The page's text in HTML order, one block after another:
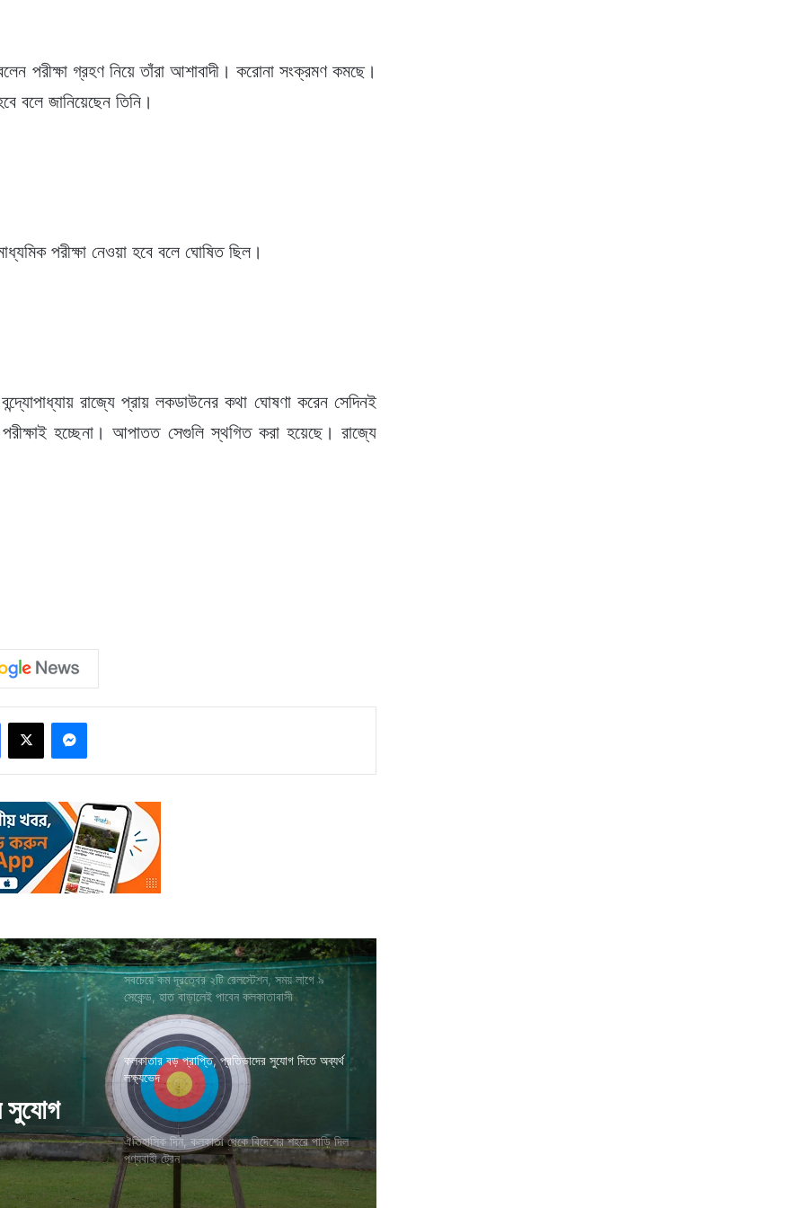
পরীক্ষা গ্রহণ নিয়ে তাঁরা আশাবাদী। করোনা সংক্রমণ কমছে।
বলে জানিয়েছেন তিনি।
পরীক্ষা নেওয়া হবে বলে ঘোষিত ছিল।
রাজ্যে প্রায় লকডাউনের কথা ঘোষণা করেন সেদিনই
পরীক্ষাই হচ্ছেনা। আপাতত সেগুলি স্থগিত করা হয়েছে। রাজ্যে
সবচেয়ে কম দূরত্বের ২টি রেলস্টেশন, সময় লাগে ৯
সেকেন্ড, হাত বাড়ালেই পাবেন কলকাতাবাসী
কলকাতার বড় প্রাপ্তি, প্রতিভাদের সুযোগ দিতে অব্যর্থ
লক্ষ্যভেদ
ঐতিহাসিক দিন, কলকাতা থেকে বিদেশের শহরে পাড়ি দিল
পণ্যবাহী ট্রেন